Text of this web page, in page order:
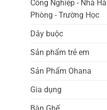
Công Nghiệp - Nhà
Phòng - Trường Học
Dây buộc
Sản phẩm trẻ em
Sản Phẩm Ohana
Gia dụng
Bàn Ghế